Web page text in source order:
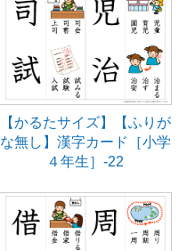
【かるたサイズ】【ふりが
な無し】漢字カード［小学
４年生］-22